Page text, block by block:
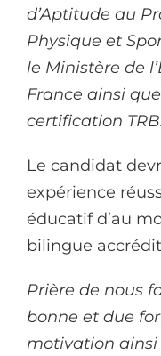
d’Aptitude au
Physique et
le Ministère de
France ainsi
certification TRB.
Le candidat
expérience
éducatif d’au
bilingue
Prière de nous
bonne et due
motivation ainsi